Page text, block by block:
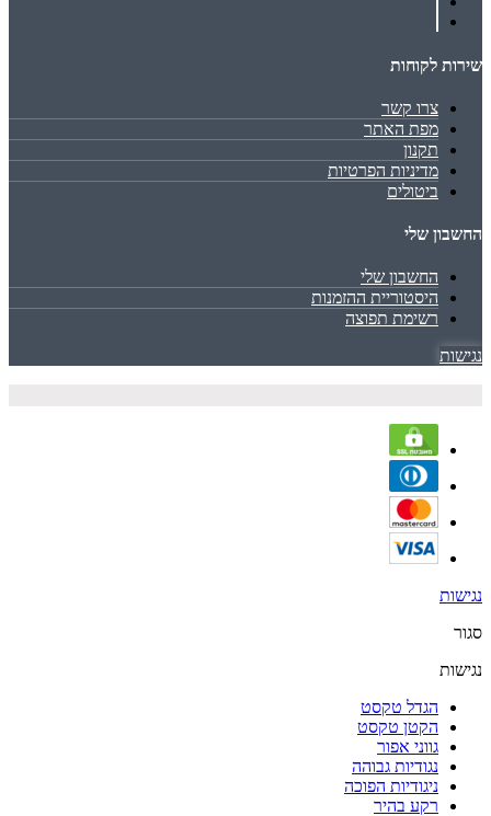
שירות לקוחות
צרו קשר
מפת האתר
תקנון
מדיניות הפרטיות
ביטולים
החשבון שלי
החשבון שלי
היסטוריית ההזמנות
רשימת תפוצה
נגישות
נגישות
סגור
נגישות
הגדל טקסט
הקטן טקסט
גווני אפור
נגודיות גבוהה
ניגודיות הפוכה
רקע בהיר